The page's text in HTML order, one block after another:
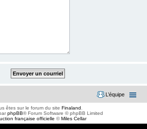
L’équipe
êtes sur le forum du site Finaland
phpBB® Forum Software © phpBB Limited
française officielle ©Miles Cellar